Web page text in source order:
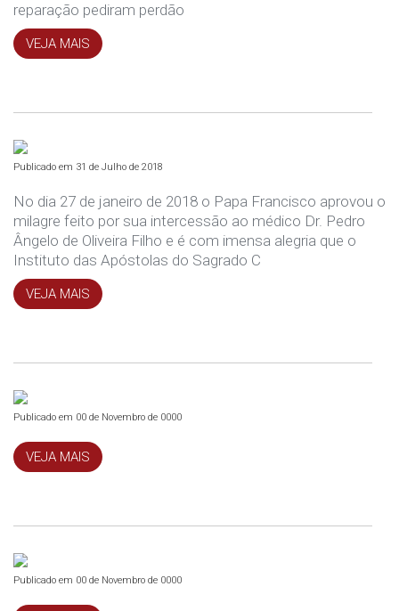
reparação pediram perdão
VEJA MAIS
Publicado em 31 de Julho de 2018
No dia 27 de janeiro de 2018 o Papa Francisco aprovou o
milagre feito por sua intercessão ao médico Dr. Pedro
Ângelo de Oliveira Filho e é com imensa alegria que o
Instituto das Apóstolas do Sagrado C
VEJA MAIS
Publicado em 00 de Novembro de 0000
VEJA MAIS
Publicado em 00 de Novembro de 0000